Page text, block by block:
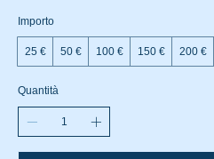
Importo
25 € 50 € 100 € 150 € 200 €
Quantità